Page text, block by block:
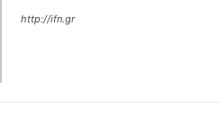
http://ifn.gr